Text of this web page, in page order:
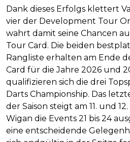
Dank dieses Erfolgs klettert
vier der Development Tour
wahrt damit seine Chancen
Tour Card. Die beiden
Rangliste erhalten am Ende
Card für die Jahre 2026 und
qualifizieren sich die drei
Darts Championship. Das
der Saison steigt am 11. und
Wigan die Events 21 bis 24
eine entscheidende